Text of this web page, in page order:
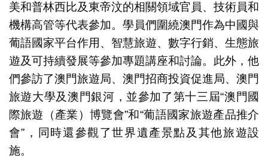
美和普林西比及東帝汶的相關領域官員、技術員和
機構高管等代表參加。學員們圍繞澳門作為中國與
葡語國家平台作用、智慧旅遊、數字行銷、生態旅
遊及可持續發展等參加專題講座和討論。此外，他
們參訪了澳門旅遊局、澳門招商投資促進局、澳門
旅遊大學及澳門銀河，並參加了第十三屆“澳門國
際旅遊（產業）博覽會”和“葡語國家旅遊產品推介
會”，同時還參觀了世界遺產景點及其他旅遊設
施。